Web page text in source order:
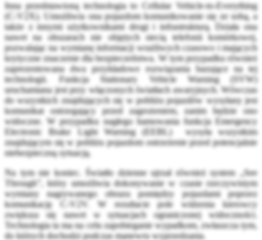
Inna przedstawioną technologia to Cellular Vehicle-to-Everything
(C-V2X). Umożliwia ona pojazdom komunikowanie się ze sobą, a
także z innymi użytkownikami drogi i infrastrukturą. Działa ona
nawet na obszarach nie objętych siecią telefonii komórkowej,
pozwalając na wymianę informacji wrażliwych czasowo i mających
krytyczne znaczenie dla bezpieczeństwa. W tym przypadku również
zaprezentowana dwa przykładowe rozwiązania bazujące na tej
technologii. Funkcja Stationary Vehicle Warning (SVW)
uruchamiana jest przy włączonych światłach awaryjnych. Wówczas
do wszystkich znajdujących się w pobliżu pojazdów wysyłany jest
komunikat ostrzegający przed zagrożeniem, zanim będzie ono
widoczne. W przypadku nagłego hamowania funkcja Emergency
Electronic Brake Light Warning (EEBL) wysyła wszystkim
znajdującym się w pobliżu pojazdom ostrzeżenie przed potencjalnie
niebezpieczną sytuacją.
Na tym nie koniec. Światło dzienne ujrzał również system „See
Through”, który umożliwia dokonywanie w czasie rzeczywistym
wymiany nagrywanego obrazu pomiędzy pojazdami poprzez
komunikację C-V2V. W rezultacie pole widzenia kierowcy
zwiększa się nawet w sytuacjach ograniczonej widoczności.
Technologia ta ma na celu zapobieganie wypadkom, zwłaszcza tym,
do których dochodzi podczas manewru wyprzedzania.